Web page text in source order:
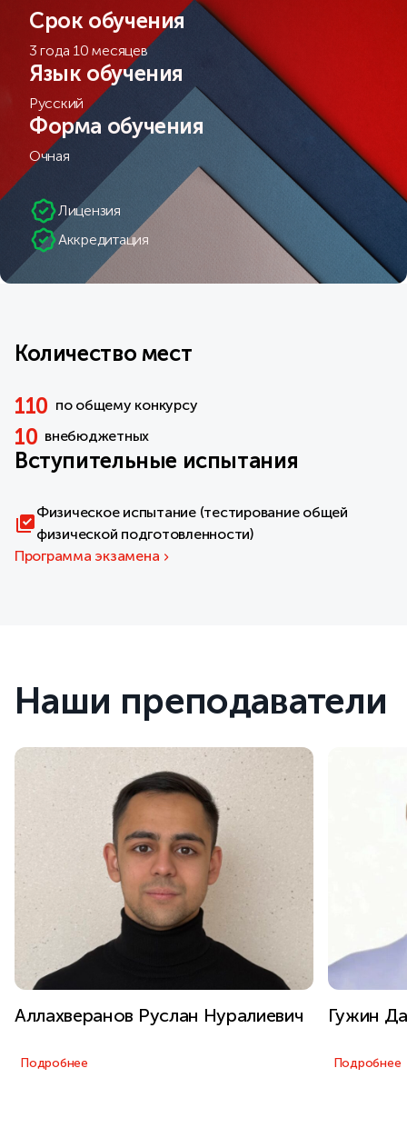
Срок обучения
3 года 10 месяцев
Язык обучения
Русский
Форма обучения
Очная
Лицензия
Аккредитация
Количество мест
110 по общему конкурсу
10 внебюджетных
Вступительные испытания
Физическое испытание (тестирование общей
физической подготовленности)
Программа экзамена
Наши преподаватели
Аллахверанов Руслан Нуралиевич
Подробнее
Гужин
Подробнее